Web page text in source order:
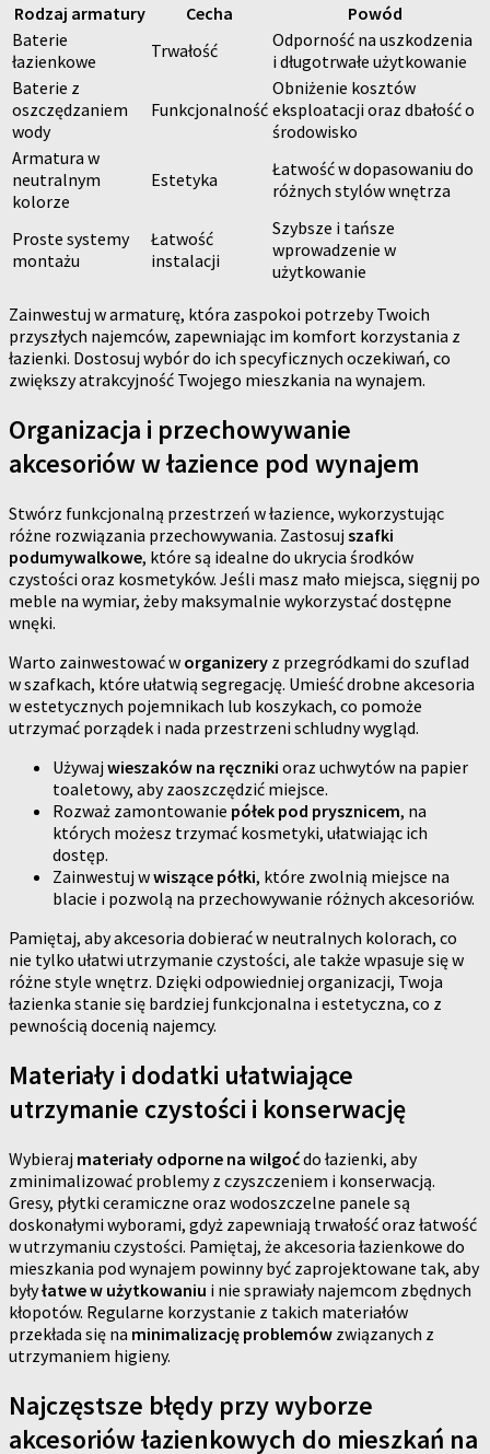
Rodzaj armatury
Cecha
Powód
Baterie
łazienkowe
Trwałość
Odporność na uszkodzenia
i długotrwałe użytkowanie
Baterie z
oszczędzaniem
wody
Funkcjonalność
Obniżenie kosztów
eksploatacji oraz dbałość o
środowisko
Armatura w
neutralnym
kolorze
Estetyka
Łatwość w dopasowaniu do
różnych stylów wnętrza
Proste systemy
montażu
Łatwość
instalacji
Szybsze i tańsze
wprowadzenie w
użytkowanie
Zainwestuj w armaturę, która zaspokoi potrzeby Twoich
przyszłych najemców, zapewniając im komfort korzystania z
łazienki. Dostosuj wybór do ich specyficznych oczekiwań, co
zwiększy atrakcyjność Twojego mieszkania na wynajem.
Organizacja i przechowywanie
akcesoriów w łazience pod wynajem
Stwórz funkcjonalną przestrzeń w łazience, wykorzystując
różne rozwiązania przechowywania. Zastosuj szafki
podumywalkowe, które są idealne do ukrycia środków
czystości oraz kosmetyków. Jeśli masz mało miejsca, sięgnij po
meble na wymiar, żeby maksymalnie wykorzystać dostępne
wnęki.
Warto zainwestować w organizery z przegródkami do szuflad
w szafkach, które ułatwią segregację. Umieść drobne akcesoria
w estetycznych pojemnikach lub koszykach, co pomoże
utrzymać porządek i nada przestrzeni schludny wygląd.
Używaj wieszaków na ręczniki oraz uchwytów na papier
toaletowy, aby zaoszczędzić miejsce.
Rozważ zamontowanie półek pod prysznicem, na
których możesz trzymać kosmetyki, ułatwiając ich
dostęp.
Zainwestuj wwiszące półki, które zwolnią miejsce na
blacie i pozwolą na przechowywanie różnych akcesoriów.
Pamiętaj, aby akcesoria dobierać w neutralnych kolorach, co
nie tylko ułatwi utrzymanie czystości, ale także wpasuje się w
różne style wnętrz. Dzięki odpowiedniej organizacji, Twoja
łazienka stanie się bardziej funkcjonalna i estetyczna, co z
pewnością docenią najemcy.
Materiały i dodatki ułatwiające
utrzymanie czystości i konserwację
Wybieraj materiały odporne na wilgoćdo łazienki, aby
zminimalizować problemy z czyszczeniem i konserwacją.
Gresy, płytki ceramiczne oraz wodoszczelne panele są
doskonałymi wyborami, gdyż zapewniają trwałość oraz łatwość
w utrzymaniu czystości. Pamiętaj, że akcesoria łazienkowe do
mieszkania pod wynajem powinny być zaprojektowane tak, aby
byłyłatwe w użytkowaniu i nie sprawiały najemcom zbędnych
kłopotów. Regularne korzystanie z takich materiałów
przekłada się na minimalizację problemów związanych z
utrzymaniem higieny.
Najczęstsze błędy przy wyborze
akcesoriów łazienkowych do mieszkań na